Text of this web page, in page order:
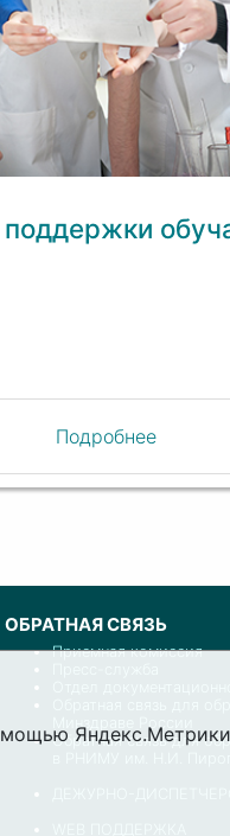
Подробнее
ОБРАТНАЯ СВЯЗЬ
Приемная комиссия
Отдел
Обратная связь для
Минздраве России
Обратная связь для
ДЕЖУРНО-